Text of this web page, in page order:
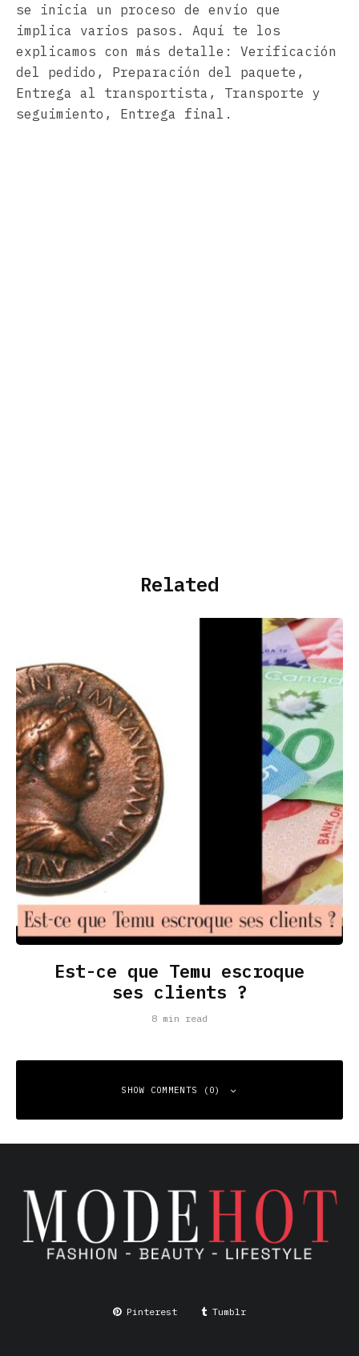
se inicia un proceso de envío que
implica varios pasos. Aquí te los
explicamos con más detalle: Verificación
del pedido, Preparación del paquete,
Entrega al transportista, Transporte y
seguimiento, Entrega final.
Related
Est-ce que Temu escroque
ses clients ?
8 min read
SHOW COMMENTS (0)
Your email address will not be published.
Required fields
are marked *
Comment*
Pinterest Tumblr